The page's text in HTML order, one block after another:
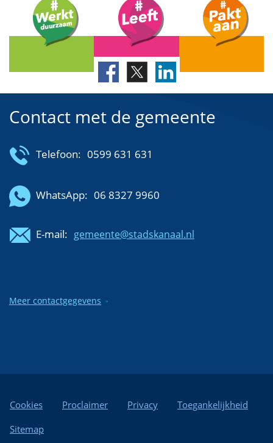
Contact met de gemeente
Telefoon: 0599 631 631
WhatsApp: 06 8327 9960
E-mail: gemeente@stadskanaal.nl
Meer contactgegevens
Cookies Proclaimer Privacy
Toegankelijkheid
Sitemap